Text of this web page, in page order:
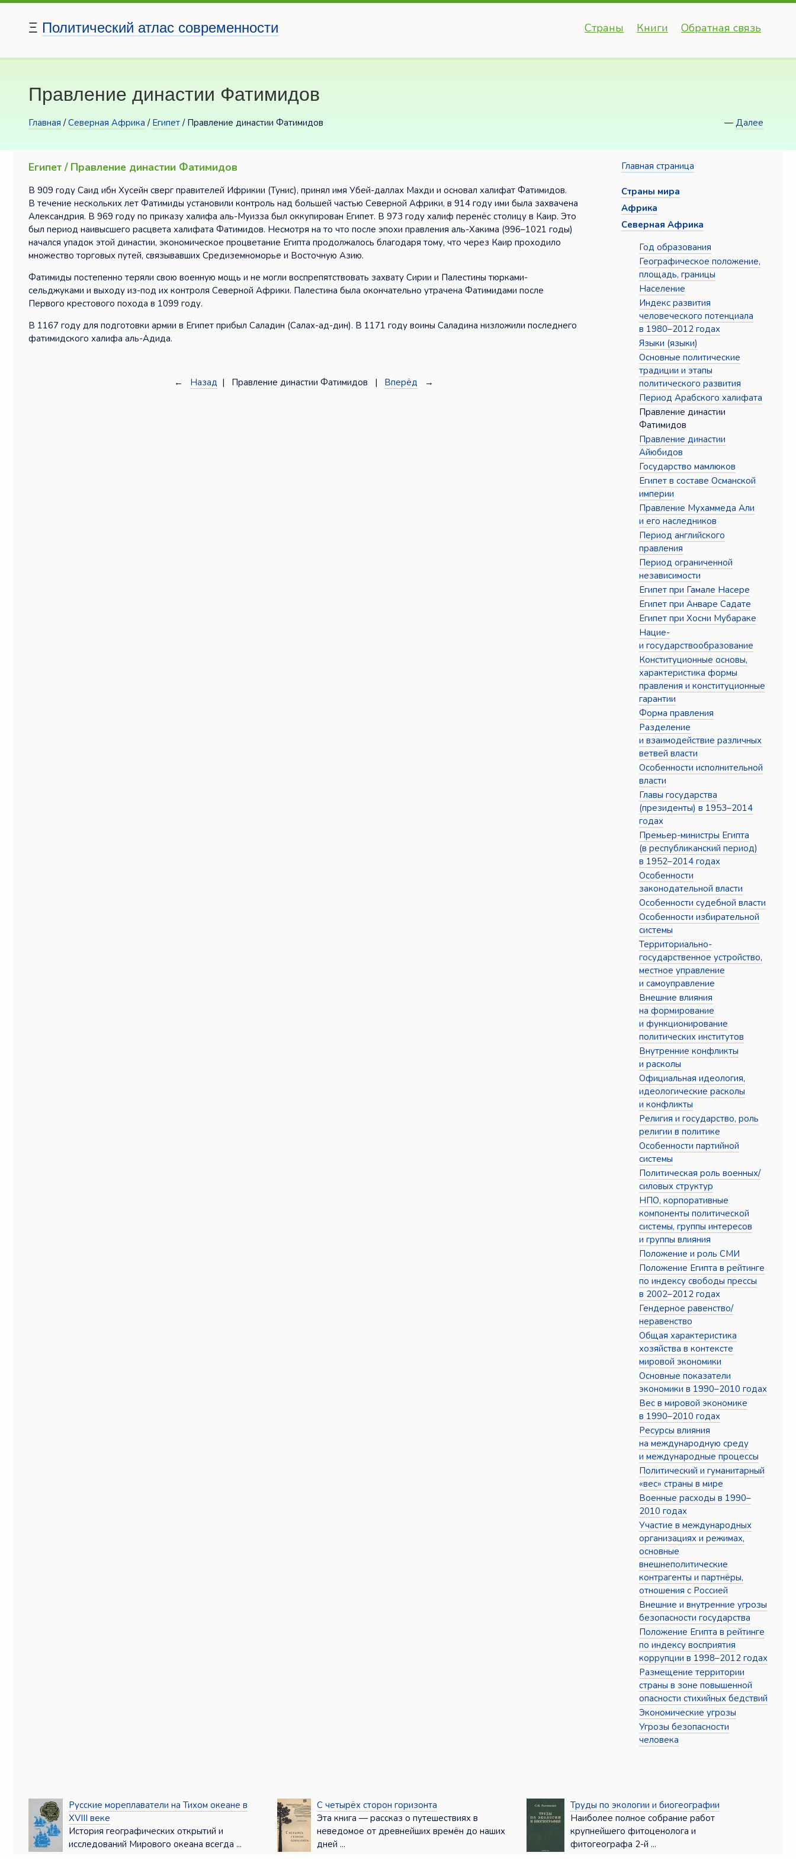
Ξ Политический атлас современности Страны Книги Обратная связь
Правление династии Фатимидов
Главная /Северная Африка / Египет/ Правление династии Фатимидов — Далее
Египет / Правление династии Фатимидов
В 909 году Саид ибн Хусейн сверг правителей Ифрикии (Тунис), принял имя Убей-даллах Махди и основал халифат Фатимидов.
В течение нескольких лет Фатимиды установили контроль над большей частью Северной Африки, в 914 году ими была захвачена
Александрия. В 969 году по приказу халифа аль-Муизза был оккупирован Египет. В 973 году халиф перенёс столицу в Каир. Это
был период наивысшего расцвета халифата Фатимидов. Несмотря на то что после эпохи правления аль-Хакима (996–1021 годы)
начался упадок этой династии, экономическое процветание Египта продолжалось благодаря тому, что через Каир проходило
множество торговых путей, связывавших Средиземноморье и Восточную Азию.
Фатимиды постепенно теряли свою военную мощь и не могли воспрепятствовать захвату Сирии и Палестины тюрками-
сельджуками и выходу из-под их контроля Северной Африки. Палестина была окончательно утрачена Фатимидами после
Первого крестового похода в 1099 году.
В 1167 году для подготовки армии в Египет прибыл Саладин (Салах-ад-дин). В 1171 году воины Саладина низложили последнего
фатимидского халифа аль-Адида.
← Назад | Правление династии Фатимидов | Вперёд →
Главная страница
Страны мира
Африка
Северная Африка
Год образования
Географическое положение,
площадь, границы
Население
Индекс развития
человеческого потенциала
в 1980–2012 годах
Языки (языки)
Основные политические
традиции и этапы
политического развития
Период Арабского халифата
Правление династии
Фатимидов
Правление династии
Айюбидов
Государство мамлюков
Египет в составе Османской
империи
Правление Мухаммеда Али
и его наследников
Период английского
правления
Период ограниченной
независимости
Египет при Гамале Насере
Египет при Анваре Садате
Египет при Хосни Мубараке
Нацие-
и государствообразование
Конституционные основы,
характеристика формы
правления и конституционные
гарантии
Форма правления
Разделение
и взаимодействие различных
ветвей власти
Особенности исполнительной
власти
Главы государства
(президенты) в 1953–2014
годах
Премьер-министры Египта
(в республиканский период)
в 1952–2014 годах
Особенности
законодательной власти
Особенности судебной власти
Особенности избирательной
системы
Территориально-
государственное устройство,
местное управление
и самоуправление
Внешние влияния
на формирование
и функционирование
политических институтов
Внутренние конфликты
и расколы
Официальная идеология,
идеологические расколы
и конфликты
Религия и государство, роль
религии в политике
Особенности партийной
системы
Политическая роль военных/
силовых структур
НПО, корпоративные
компоненты политической
системы, группы интересов
и группы влияния
Положение и роль СМИ
Положение Египта в рейтинге
по индексу свободы прессы
в 2002–2012 годах
Гендерное равенство/
неравенство
Общая характеристика
хозяйства в контексте
мировой экономики
Основные показатели
экономики в 1990–2010 годах
Вес в мировой экономике
в 1990–2010 годах
Ресурсы влияния
на международную среду
и международные процессы
Политический и гуманитарный
«вес» страны в мире
Военные расходы в 1990–
2010 годах
Участие в международных
организациях и режимах,
основные
внешнеполитические
контрагенты и партнёры,
отношения с Россией
Внешние и внутренние угрозы
безопасности государства
Положение Египта в рейтинге
по индексу восприятия
коррупции в 1998–2012 годах
Размещение территории
страны в зоне повышенной
опасности стихийных бедствий
Экономические угрозы
Угрозы безопасности
человека
Русские мореплаватели на Тихом океане в
XVIII веке
История географических открытий и
исследований Мирового океана всегда ...
С четырёх сторон горизонта
Эта книга — рассказ о путешествиях в
неведомое от древнейших времён до наших
дней ...
Труды по экологии и биогеографии
Наиболее полное собрание работ
крупнейшего фитоценолога и
фитогеографа 2-й ...